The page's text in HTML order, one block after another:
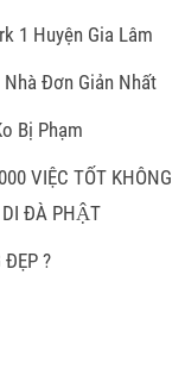
1 Huyện Gia Lâm
Đơn Giản Nhất
Bị Phạm
VIỆC TỐT KHÔNG
DI ĐÀ PHẬT
ĐẸP ?